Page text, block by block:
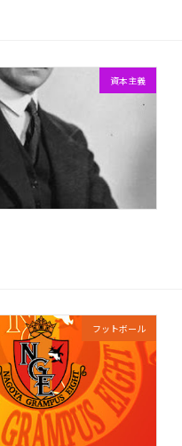
資本主義
フットボール